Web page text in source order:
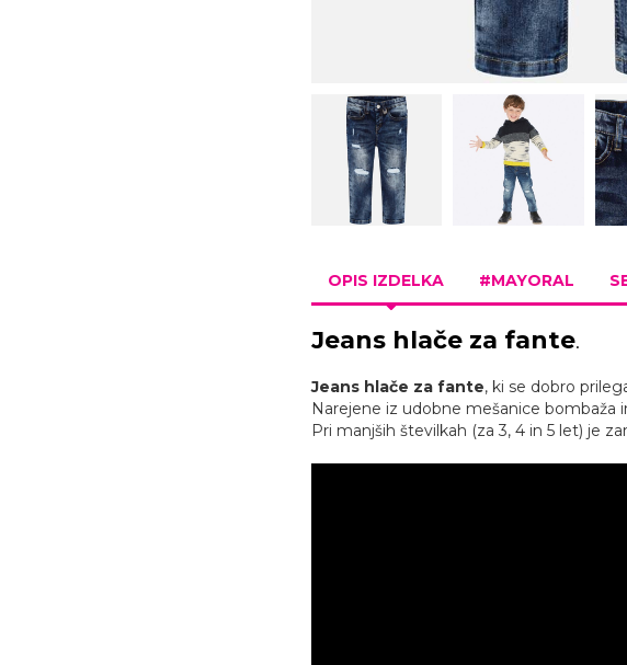
OPIS IZDELKA #MAYORAL
Jeans hlače za fante.
Jeans hlače za fante, ki se dobro
Narejene iz udobne mešanice bombaža
Pri manjših številkah (za 3, 4 in 5 let) je